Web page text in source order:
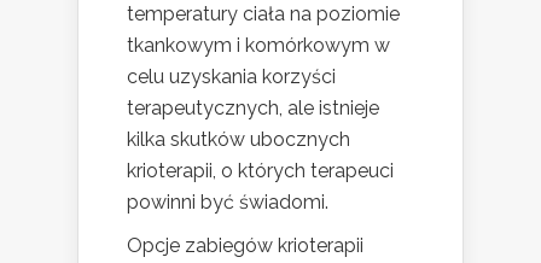
temperatury ciała na poziomie
tkankowym i komórkowym w
celu uzyskania korzyści
terapeutycznych, ale istnieje
kilka skutków ubocznych
krioterapii, o których terapeuci
powinni być świadomi.
Opcje zabiegów krioterapii